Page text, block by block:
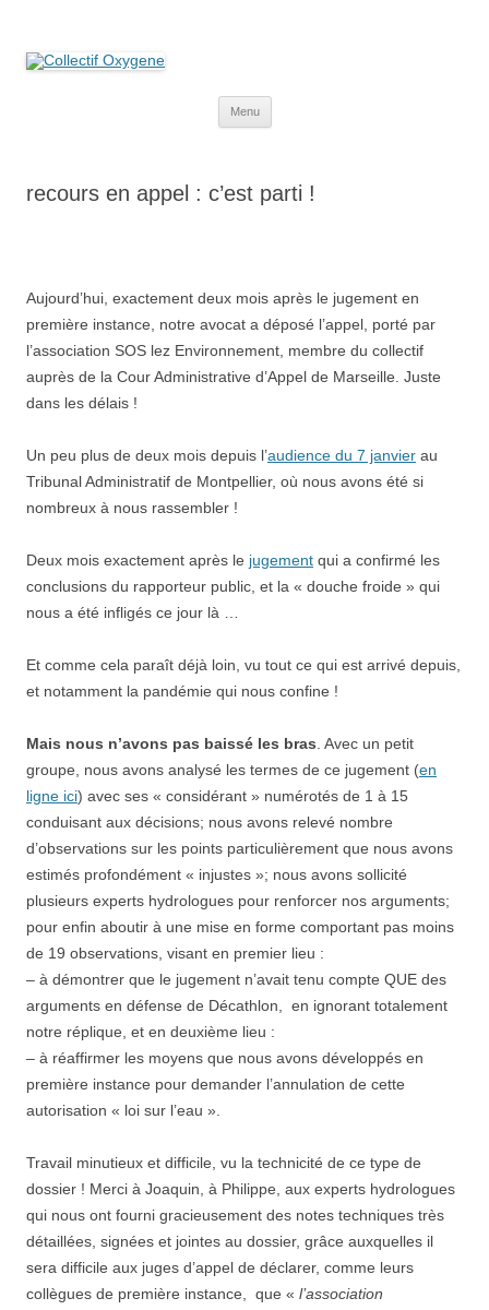
Menu
recours en appel : c’est parti !
Aujourd’hui, exactement deux mois après le jugement en
première instance, notre avocat a déposé l’appel, porté par
l’association SOS lez Environnement, membre du collectif
auprès de la Cour Administrative d’Appel de Marseille. Juste
dans les délais !
Un peu plus de deux mois depuis l’audience du 7 janvier au
Tribunal Administratif de Montpellier, où nous avons été si
nombreux à nous rassembler !
Deux mois exactement après le jugement qui a confirmé les
conclusions du rapporteur public, et la « douche froide » qui
nous a été infligés ce jour là …
Et comme cela paraît déjà loin, vu tout ce qui est arrivé depuis,
et notamment la pandémie qui nous confine !
Mais nous n’avons pas baissé les bras . Avec un petit
groupe, nous avons analysé les termes de ce jugement (en
ligne ici) avec ses « considérant » numérotés de 1 à 15
conduisant aux décisions; nous avons relevé nombre
d’observations sur les points particulièrement que nous avons
estimés profondément « injustes »; nous avons sollicité
plusieurs experts hydrologues pour renforcer nos arguments;
pour enfin aboutir à une mise en forme comportant pas moins
de 19 observations, visant en premier lieu :
– à démontrer que le jugement n’avait tenu compte QUE des
arguments en défense de Décathlon, en ignorant totalement
notre réplique, et en deuxième lieu :
– à réaffirmer les moyens que nous avons développés en
première instance pour demander l’annulation de cette
autorisation « loi sur l’eau ».
Travail minutieux et difficile, vu la technicité de ce type de
dossier ! Merci à Joaquin, à Philippe, aux experts hydrologues
qui nous ont fourni gracieusement des notes techniques très
détaillées, signées et jointes au dossier, grâce auxquelles il
sera difficile aux juges d’appel de déclarer, comme leurs
collègues de première instance, que « l’association